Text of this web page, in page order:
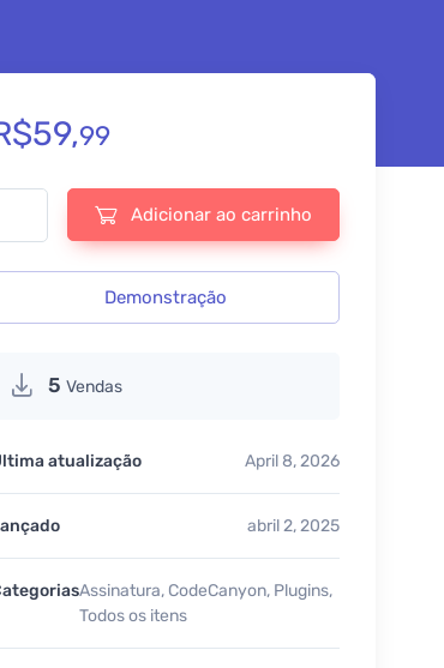
59,99
School Management System for WordPress - v10.7.0
Adicionar ao carrinho
Demonstração
5 Vendas
atualização April 8, 2026
abril 2, 2025
Assinatura, CodeCanyon, Plugins,
Todos os itens